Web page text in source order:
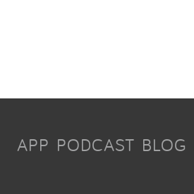
APP PODCAST BLOG